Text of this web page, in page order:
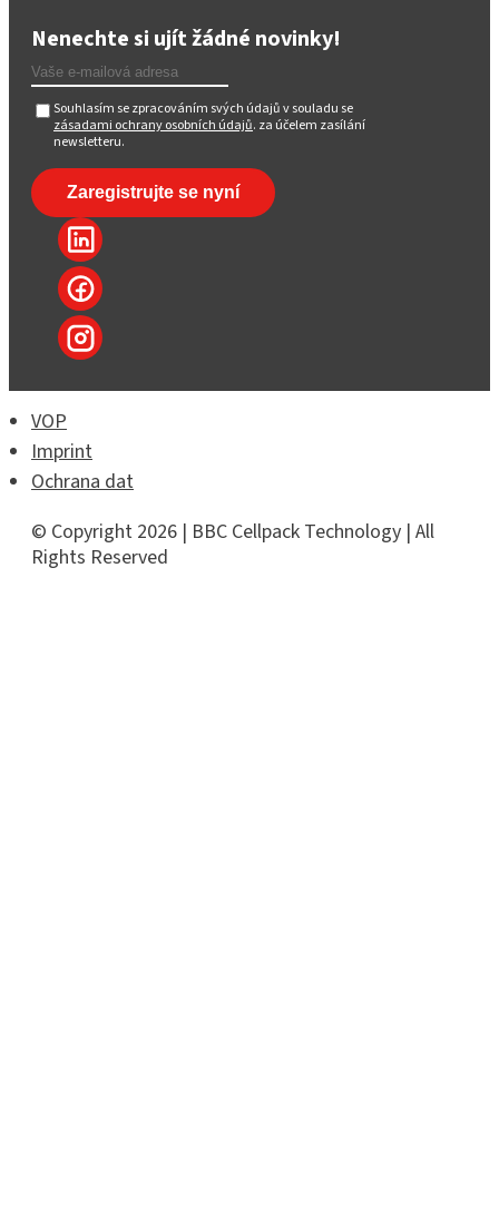
Nenechte si ujít žádné novinky!
Souhlasím se zpracováním svých údajů v souladu se
zásadami ochrany osobních údajů. za účelem zasílání
newsletteru.
© Copyright 2026 | BBC Cellpack Technology | All
Rights Reserved
VOP
Imprint
Ochrana dat